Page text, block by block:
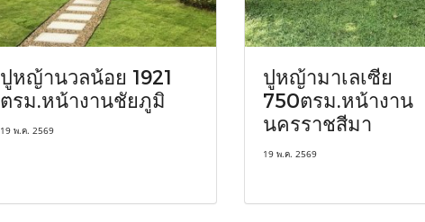
ปูหญ้านวลน้อย 1921
ตรม.หน้างานชัยภูมิ
19 พ.ค. 2569
ปูหญ้ามาเลเซีย
750ตรม.หน้างาน
นครราชสีมา
19 พ.ค. 2569